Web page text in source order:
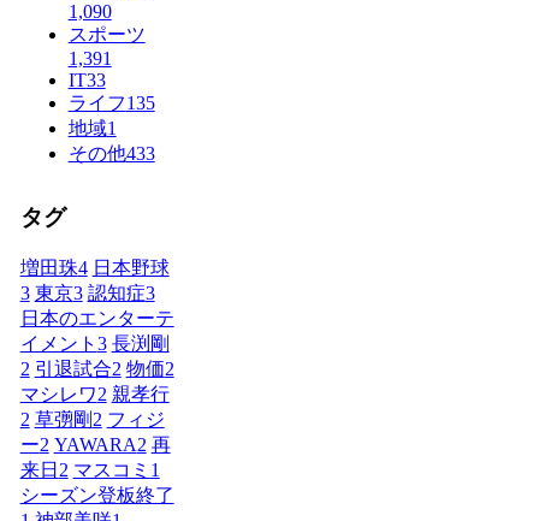
1,090
スポーツ
1,391
IT33
ライフ135
地域1
その他433
タグ
増田珠4 日本野球
3 東京3 認知症3
日本のエンターテ
イメント 3 長渕剛
2 引退試合2 物価2
マシレワ2 親孝行
2 草彅剛 2 フィジ
ー2 YAWARA2 再
来日 2 マスコミ 1
シーズン登板終了